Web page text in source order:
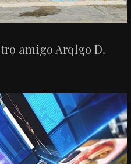
amigo Arqlgo D.